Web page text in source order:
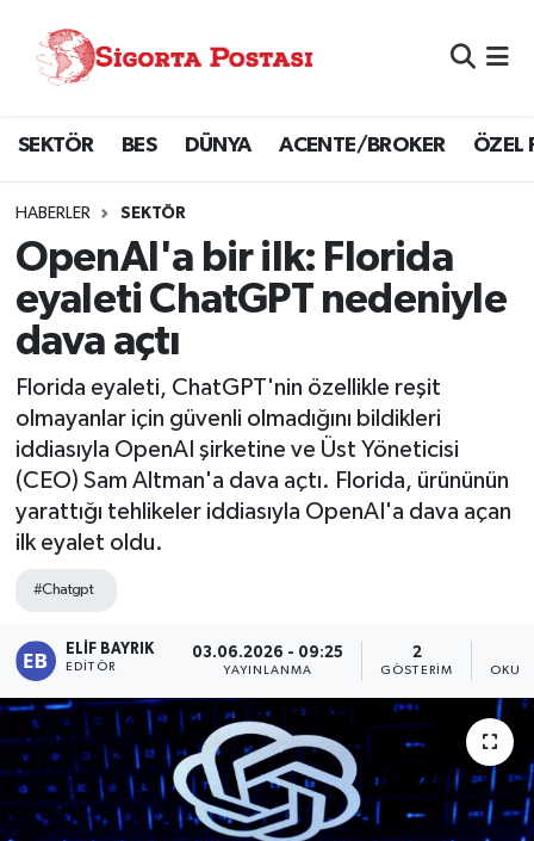
SEKTÖR BES DÜNYA ACENTE/BROKER ÖZEL
HABERLER SEKTÖR
OpenAI'a bir ilk: Florida
eyaleti ChatGPT nedeniyle
dava açtı
Florida eyaleti, ChatGPT'nin özellikle reşit
olmayanlar için güvenli olmadığını bildikleri
iddiasıyla OpenAI şirketine ve Üst Yöneticisi
(CEO) Sam Altman'a dava açtı. Florida, ürününün
yarattığı tehlikeler iddiasıyla OpenAI'a dava açan
ilk eyalet oldu.
#Chatgpt
ELIF BAYRIK
EDITÖR
03.06.2026 - 09:25
YAYINLANMA
2
GÖSTERIM
Nöbetçi Eczaneler
Hava Durumu
Namaz Vakitleri
Trafik Durumu
Süper Lig Puan Durumu ve Fikstür
Tüm Manşetler
Son Dakika Haberleri
Haber Arşivi